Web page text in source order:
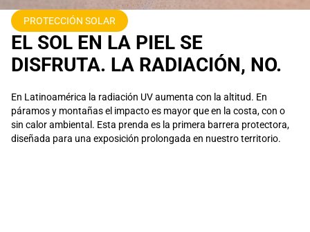
PROTECCIÓN SOLAR
EL SOL EN LA PIEL SE
DISFRUTA. LA RADIACIÓN, NO.
En Latinoamérica la radiación UV aumenta con la altitud. En
páramos y montañas el impacto es mayor que en la costa, con o
sin calor ambiental. Esta prenda es la primera barrera protectora,
diseñada para una exposición prolongada en nuestro territorio.